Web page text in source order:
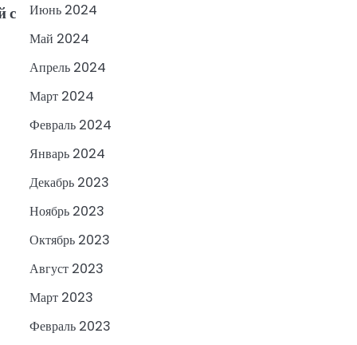
с
Июнь 2024
Май 2024
Апрель 2024
Март 2024
Февраль 2024
Январь 2024
Декабрь 2023
Ноябрь 2023
Октябрь 2023
Август 2023
Март 2023
Февраль 2023